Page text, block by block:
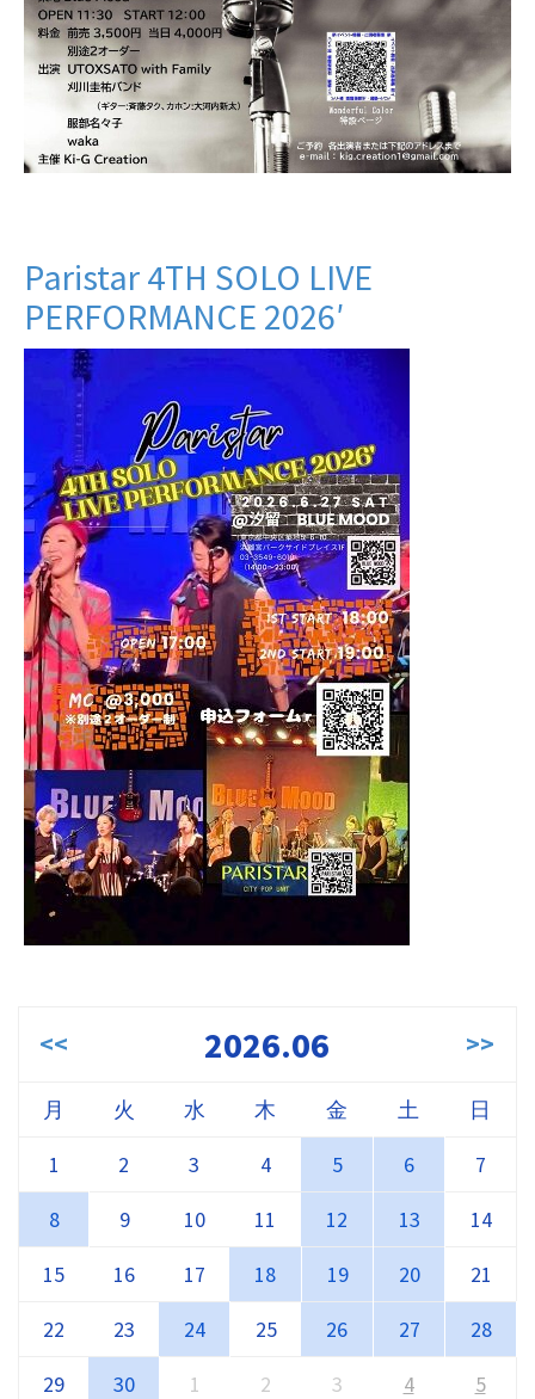
Paristar 4TH SOLO LIVE
PERFORMANCE 2026′
<< 2026.06 >>
月 火 水 木 金 土
日
1
2 3 4 5 6
7
8
9 10 11 12 13
14
15
16 17 18 19 20
21
22
23 24 25 26 27
28
29
30 1 2 3 4 5